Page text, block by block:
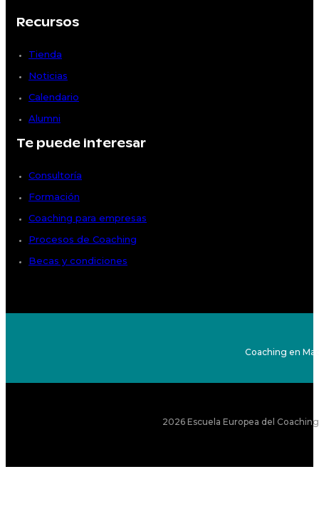
Recursos
Tienda
Noticias
Calendario
Alumni
Te puede interesar
Consultoría
Formación
Coaching para empresas
Procesos de Coaching
Becas y condiciones
Coaching en
2026 Escuela Europea del Coaching